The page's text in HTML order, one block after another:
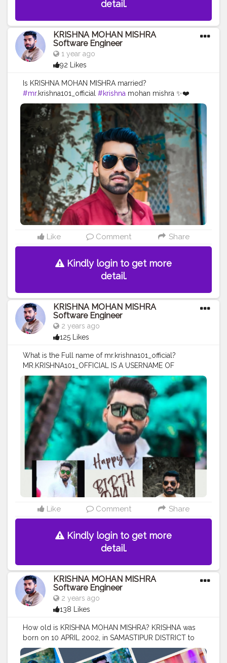
detail.
KRISHNA MOHAN MISHRA
Software Engineer
1 year ago
92 Likes
Is KRISHNA MOHAN MISHRA married?
#mr.krishna101_official #krishna mohan mishra ✨❤️
#krishnamohan mishra software Engineer ✨❤️
#sultanpur
#mohiuddinagar #bihar
#Bhubaneswar #odisha #india #software engineer
#digital creator #celebrity KRISHNA MOHAN MISHRA
✨❤️ IS A SOFTWARE ENGINEER.HE IS 22 YEARS OLD
.HE IS UNMARRIED CELEBRITY
Like Comment Share
Kindly login to get more
detail.
KRISHNA MOHAN MISHRA
Software Engineer
2 years ago
125 Likes
What is the Full name of mr.krishna101_official?
MR.KRISHNA101_OFFICIAL IS A USERNAME OF
KRISHNA MOHAN MISHRA ✨❤️.IS A SOFTWARE
ENGINEER AND DIGITAL CREATOR CELEBRITY
ENTREPRENEUR IN INDIA.HE IS FROM SULTANPUR
MOHIUDDINNAGAR BIHAR.HAS COMPLETED B.TECH IN
CSE FROM NIT BHUBANESWAR ODISHA.
#mr
.krishna101_official #krishnamohan mishra
#krishna
mohan mishra software Engineer ✨❤️#software
engineer
#digitalcreator #celebrity #india
#sultanpur
#mohiuddinnagar
#bihar #india.
Like Comment Share
Kindly login to get more
detail.
KRISHNA MOHAN MISHRA
Software Engineer
2 years ago
138 Likes
How old is KRISHNA MOHAN MISHRA? KRISHNA was
born on 10 APRIL 2002, in SAMASTIPUR DISTRICT to
DHARAM NATH MISHRA and BYUTI DEVI , in a
BRAHMAN family. HIS hometown is Sultanpur